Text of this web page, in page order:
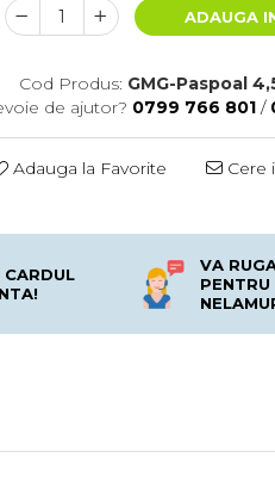
ADAUGA
Cod Produs: GMG-Paspoal
de ajutor? 0799 766 801 /
Adauga la Favorite Cere
CARDUL
VA
PENTRU